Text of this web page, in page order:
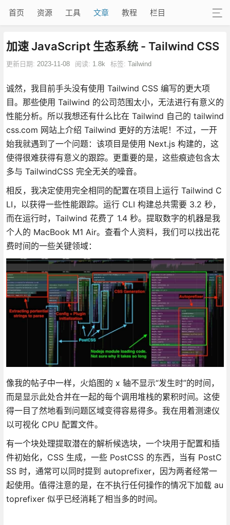
首页 资源 工具 文章 教程 栏目
加速 JavaScript 生态系统 - Tailwind CSS
更新日期: 2023-11-08 阅读: 1.8k 标签: Tailwind
诚然，我目前手头没有使用 Tailwind CSS 编写的更大项
目。那些使用 Tailwind 的公司范围太小，无法进行有意义的
性能分析。所以我想还有什么比在 Tailwind 自己的 tailwind
css.com 网站上介绍 Tailwind 更好的方法呢！不过，一开
始我就遇到了一个问题：该项目是使用 Next.js 构建的，这
使得很难获得有意义的跟踪。更重要的是，这些痕迹包含太
多与 TailwindCSS 完全无关的噪音。
相反，我决定使用完全相同的配置在项目上运行 Tailwind C
LI，以获得一些性能跟踪。运行 CLI 构建总共需要 3.2 秒，
而在运行时，Tailwind 花费了 1.4 秒。提取数字的机器是我
个人的 MacBook M1 Air。查看个人资料，我们可以找出花
费时间的一些关键领域：
像我的帖子中一样，火焰图的 x 轴不显示“发生时”的时间，
而是显示此处合并在一起的每个调用堆栈的累积时间。这使
得一目了然地看到问题区域变得容易得多。我在用着测速仪
以可视化 CPU 配置文件。
有一个块处理提取潜在的解析候选块，一个块用于配置和插
件初始化，CSS 生成，一些 PostCSS 的东西，当有 PostC
SS 时，通常可以同时提到 autoprefixer，因为两者经常一
起使用。值得注意的是，在不执行任何操作的情况下加载 au
toprefixer 似乎已经消耗了相当多的时间。